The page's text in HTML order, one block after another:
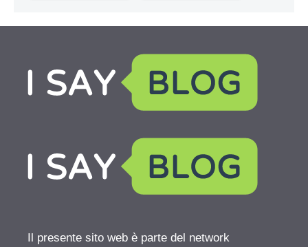
Il presente sito web è parte del network